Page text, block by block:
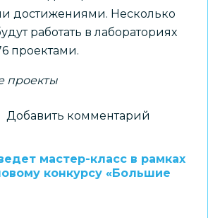
достижениями. Несколько
работать в лабораториях
проектами.
проекты
Добавить комментарий
мастер-класс в рамках
конкурсу «Большие